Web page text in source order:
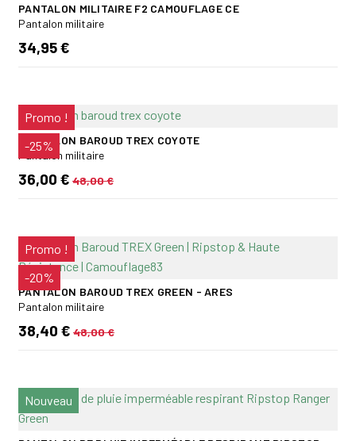
PANTALON MILITAIRE F2 CAMOUFLAGE CE
Pantalon militaire
34,95 €
Promo !
-25%
PANTALON BAROUD TREX COYOTE
Pantalon militaire
36,00 € 48,00 €
Promo !
-20%
PANTALON BAROUD TREX GREEN - ARES
Pantalon militaire
38,40 € 48,00 €
Nouveau